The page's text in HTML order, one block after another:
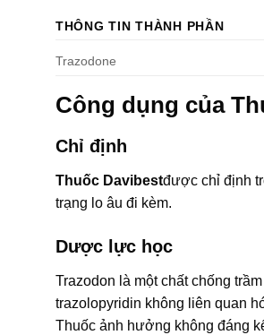
THÔNG TIN THÀNH PHẦN
Trazodone
Công dụng của
Chỉ định
Thuốc Davibestđược chỉ định
trạng lo âu đi kèm.
Dược lực học
Trazodon là một chất chống
trazolopyridin không liên quan
Thuốc ảnh hưởng không đáng